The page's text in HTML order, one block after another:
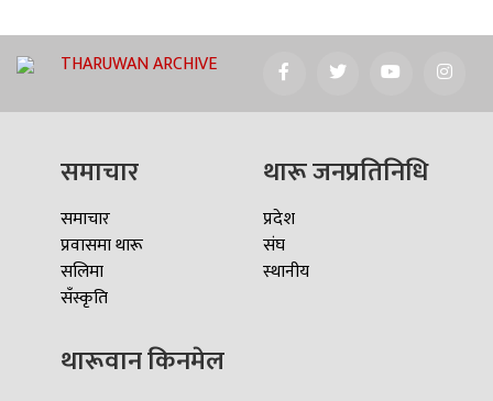
THARUWAN ARCHIVE
समाचार
समाचार
प्रवासमा थारू
सलिमा
सँस्कृति
थारू जनप्रतिनिधि
प्रदेश
संघ
स्थानीय
थारूवान किनमेल